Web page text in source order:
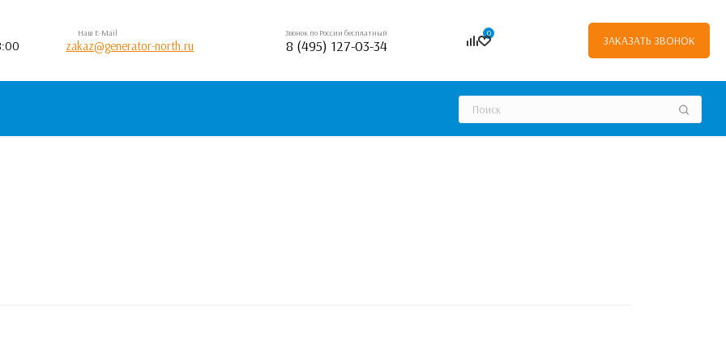
Наш E-Mail
zakaz@generator-north.ru
Звонок по России бесплатный
8 (495) 127-03-34
0
ЗАКАЗАТЬ ЗВОНОК